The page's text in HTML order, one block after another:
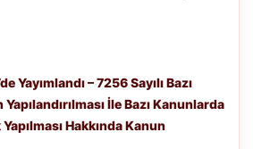
Yayımlandı – 7256 Sayılı Bazı
İle Bazı Kanunlarda
Hakkında Kanun